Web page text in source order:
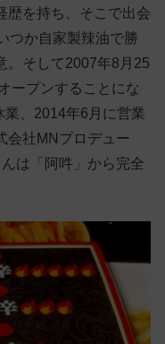
歴を持ち、そこで出会
つか自家製辣油で勝
。そして2007年8月25
ープンすることにな
業、2014年6月に営業
会社MNプロデュー
は「阿吽」から完全